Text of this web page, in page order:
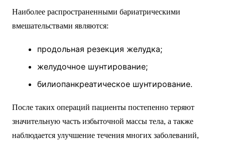
Наиболее распространенными бариатрическими
вмешательствами являются:
продольная резекция желудка;
желудочное шунтирование;
билиопанкреатическое шунтирование.
После таких операций пациенты постепенно теряют
значительную часть избыточной массы тела, а также
наблюдается улучшение течения многих заболеваний,